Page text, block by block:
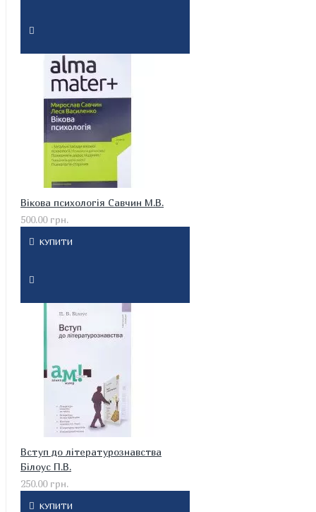
Вікова психологія Савчин М.В.
500.00 грн.
КУПИТИ
Вступ до літературознавства
Білоус П.В.
250.00 грн.
КУПИТИ